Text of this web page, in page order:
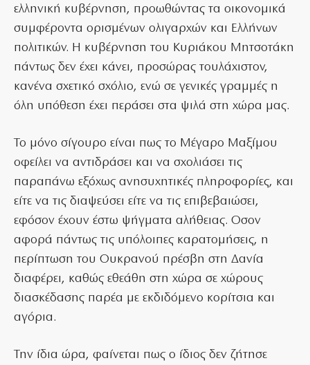
ελληνική κυβέρνηση, προωθώντας τα οικονομικά
συμφέροντα ορισμένων ολιγαρχών και Ελλήνων
πολιτικών. Η κυβέρνηση του Κυριάκου Μητσοτάκη
πάντως δεν έχει κάνει, προσώρας τουλάχιστον,
κανένα σχετικό σχόλιο, ενώ σε γενικές γραμμές η
όλη υπόθεση έχει περάσει στα ψιλά στη χώρα μας.
Το μόνο σίγουρο είναι πως το Μέγαρο Μαξίμου
οφείλει να αντιδράσει και να σχολιάσει τις
παραπάνω εξόχως ανησυχητικές πληροφορίες, και
είτε να τις διαψεύσει είτε να τις επιβεβαιώσει,
εφόσον έχουν έστω ψήγματα αλήθειας. Οσον
αφορά πάντως τις υπόλοιπες καρατομήσεις, η
περίπτωση του Ουκρανού πρέσβη στη Δανία
διαφέρει, καθώς εθεάθη στη χώρα σε χώρους
διασκέδασης παρέα με εκδιδόμενο κορίτσια και
αγόρια.
Την ίδια ώρα, φαίνεται πως ο ίδιος δεν ζήτησε